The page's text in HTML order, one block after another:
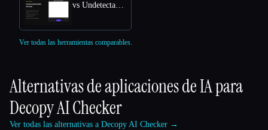
vs Undetectable AI
Ver todas las herramientas comparables.
Alternativas de aplicaciones de IA para
Decopy AI Checker
Ver todas las alternativas a Decopy AI Checker →